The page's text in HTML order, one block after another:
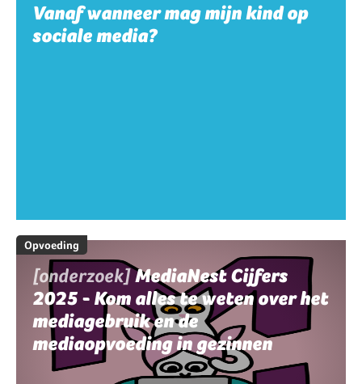
Vanaf wanneer mag mijn kind op
sociale media?
Opvoeding
[onderzoek]MediaNest Cijfers
2025 - Kom alles te weten over het
mediagebruik en de
mediaopvoeding in gezinnen